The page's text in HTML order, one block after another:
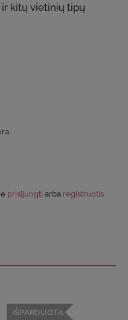
kitų vietinių tipų
prisijungti arba registruotis
IŠPARDUOTA